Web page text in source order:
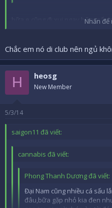
bữa e cũng đi xui ngay bữa mấy
@Hao Nam: h là hôm nào hứng
phim đợi số quen thôi bác
Nhấn để
Chắc em nó di club nên ngủ
H heosg
New Member
5/3/14
saigon11 đã viết:
cannabis đã viết:
Phong Thanh Dương đã viết:
Đại Nam cũng nhiều cá sấu
đâu,bữa gặp nhỏ kia đen